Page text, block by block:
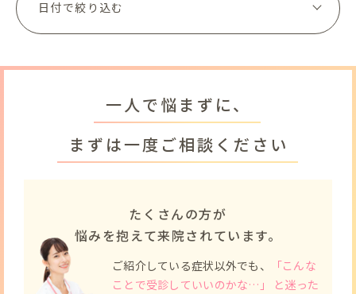
一人で悩まずに、
まずは一度ご相談ください
たくさんの方が
悩みを抱えて来院されています。
ご紹介している症状以外でも、
「こんな
ことで受診していいのかな…」 と迷った